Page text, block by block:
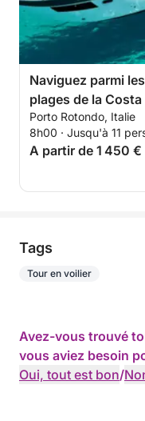
Naviguez parmi
plages de la Costa
Porto Rotondo, Italie
8h00 · Jusqu'à 11
A partir de 1 450 €
Tags
Tour en voilier
Avez-vous trouvé
vous aviez besoin
Oui, tout est bon/